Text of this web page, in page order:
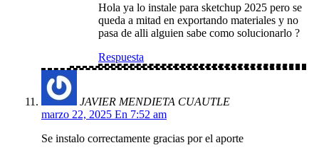
Hola ya lo instale para sketchup 2025 pero se
queda a mitad en exportando materiales y no
pasa de alli alguien sabe como solucionarlo ?
Respuesta
JAVIER MENDIETA CUAUTLE
marzo 22, 2025 En 7:52 am
Se instalo correctamente gracias por el aporte